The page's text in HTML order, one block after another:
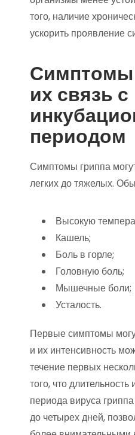
того, наличие
ускорить проявление
Симптомы
их связь с
периодом
Симптомы гриппа
легких до тяжелых.
Высокую
Кашель;
Боль в горле;
Головную боль;
Мышечные боли;
Усталость.
Первые симптомы
и их интенсивность
течение первых
того, что
периода вируса
до четырех дней,